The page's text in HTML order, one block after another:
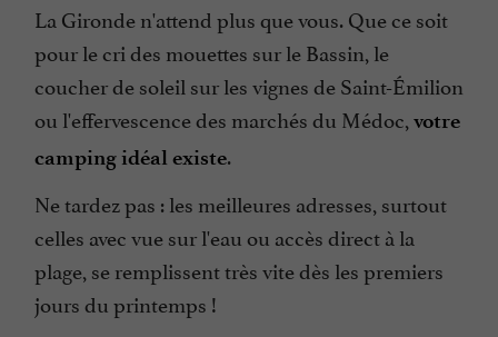
La Gironde n'attend plus que vous. Que ce soit
pour le cri des mouettes sur le Bassin, le
coucher de soleil sur les vignes de Saint-Émilion
ou l'effervescence des marchés du Médoc, votre
camping idéal existe.
Ne tardez pas : les meilleures adresses, surtout
celles avec vue sur l'eau ou accès direct à la
plage, se remplissent très vite dès les premiers
jours du printemps !